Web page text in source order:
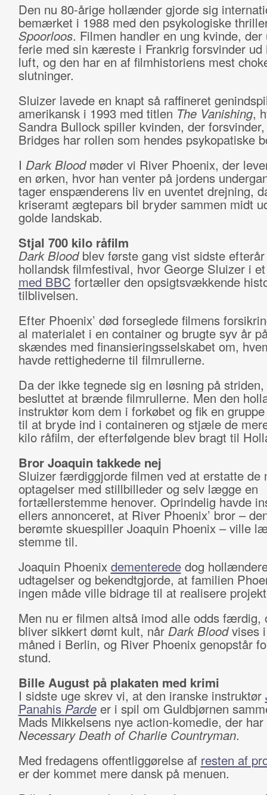
Den nu 80-årige hollænder gjorde sig
bemærket i 1988 med den psykologiske
Spoorloos. Filmen handler en ung kvinde, der
ferie med sin kæreste i Frankrig forsvinder ud
luft, og den har en af filmhistoriens mest
slutninger.
Sluizer lavede en knapt så raffineret
amerikansk i 1993 med titlen The Vanishing,
Sandra Bullock spiller kvinden, der
Bridges har rollen som hendes psykopatiske
I Dark Blood møder vi River Phoenix, der
en ørken, hvor han venter på jordens
tager enspænderens liv en uventet drejning,
kriseramt ægtepars bil bryder sammen midt
golde landskab.
Stjal 700 kilo råfilm
Dark Blood blev første gang vist sidste
hollandsk filmfestival, hvor George Sluizer i
med BBC fortæller den opsigtsvækkende
tilblivelsen.
Efter Phoenix’ død forseglede filmens
al materialet i en container og brugte syv år
skændes med finansieringsselskabet om,
havde rettighederne til filmrullerne.
Da der ikke tegnede sig en løsning på
besluttet at brænde filmrullerne. Men den
instruktør kom dem i forkøbet og fik en
til at bryde ind i containeren og stjæle de
kilo råfilm, der efterfølgende blev bragt til
Bror Joaquin takkede nej
Sluizer færdiggjorde filmen ved at erstatte de
optagelser med stillbilleder og selv lægge en
fortællerstemme henover. Oprindelig havde
ellers annonceret, at River Phoenix’ bror –
berømte skuespiller Joaquin Phoenix – ville
stemme til.
Joaquin Phoenix dementerededog
udtagelser og bekendtgjorde, at familien
ingen måde ville bidrage til at realisere
Men nu er filmen altså imod alle odds færdig,
bliver sikkert dømt kult, når Dark Bloodvises
måned i Berlin, og River Phoenix genopstår
stund.
Bille August på plakaten med krimi
I sidste uge skrev vi, at den iranske instruktør
Panahis Pardeer i spil om Guldbjørnen
Mads Mikkelsens nye action-komedie, der
Necessary Death of Charlie Countryman.
Med fredagens offentliggørelse af resten af
er der kommet mere dansk på menuen.